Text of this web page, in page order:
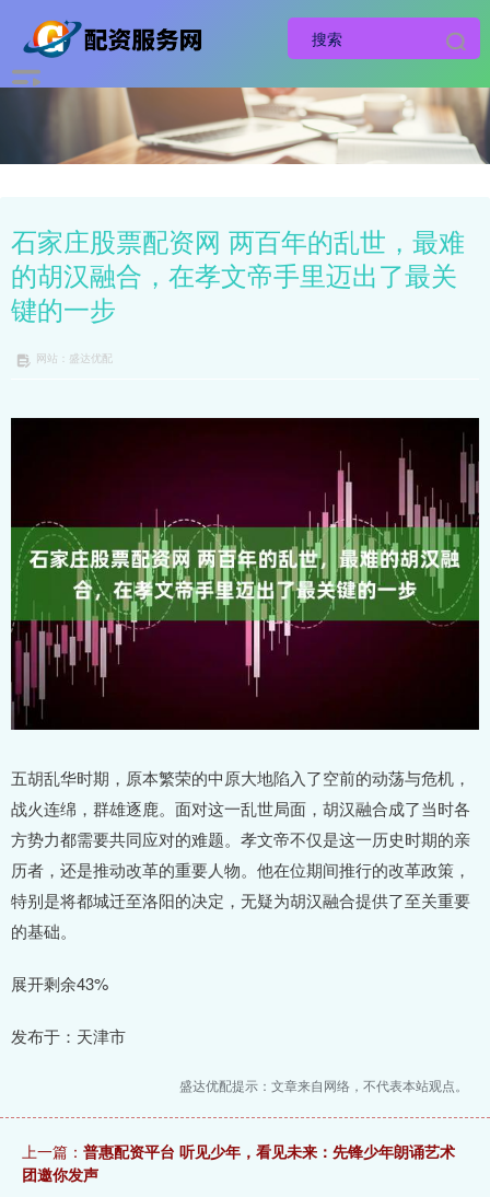
石家庄股票配资网 两百年的乱世，最难
的胡汉融合，在孝文帝手里迈出了最关
键的一步
网站：盛达优配
五胡乱华时期，原本繁荣的中原大地陷入了空前的动荡与危机，
战火连绵，群雄逐鹿。面对这一乱世局面，胡汉融合成了当时各
方势力都需要共同应对的难题。孝文帝不仅是这一历史时期的亲
历者，还是推动改革的重要人物。他在位期间推行的改革政策，
特别是将都城迁至洛阳的决定，无疑为胡汉融合提供了至关重要
的基础。
展开剩余43%
发布于：天津市
盛达优配提示：文章来自网络，不代表本站观点。
上一篇： 普惠配资平台 听见少年，看见未来：先锋少年朗诵艺术
团邀你发声